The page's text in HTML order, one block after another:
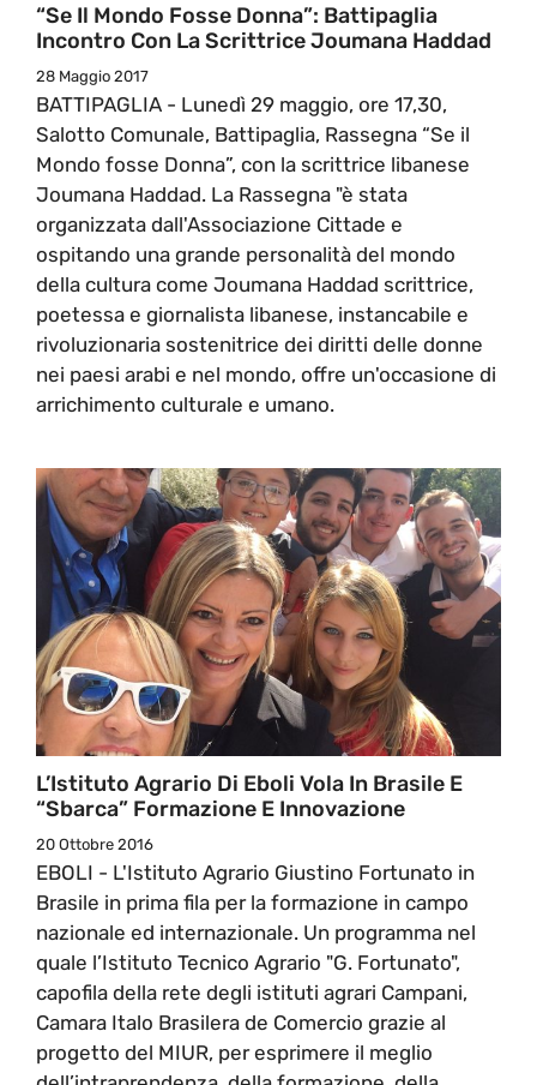
“Se Il Mondo Fosse Donna”: Battipaglia
Incontro Con La Scrittrice Joumana Haddad
28 Maggio 2017
BATTIPAGLIA - Lunedì 29 maggio, ore 17,30,
Salotto Comunale, Battipaglia, Rassegna “Se il
Mondo fosse Donna”, con la scrittrice libanese
Joumana Haddad. La Rassegna "è stata
organizzata dall'Associazione Cittade e
ospitando una grande personalità del mondo
della cultura come Joumana Haddad scrittrice,
poetessa e giornalista libanese, instancabile e
rivoluzionaria sostenitrice dei diritti delle donne
nei paesi arabi e nel mondo, offre un'occasione di
arrichimento culturale e umano.
L’Istituto Agrario Di Eboli Vola In Brasile E
“sbarca” Formazione E Innovazione
20 Ottobre 2016
EBOLI - L'Istituto Agrario Giustino Fortunato in
Brasile in prima fila per la formazione in campo
nazionale ed internazionale. Un programma nel
quale l’Istituto Tecnico Agrario "G. Fortunato",
capofila della rete degli istituti agrari Campani,
Camara Italo Brasilera de Comercio grazie al
progetto del MIUR, per esprimere il meglio